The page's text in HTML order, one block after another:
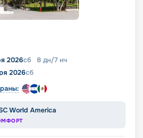
2026сб 8 дн/7 нч
2026сб
World America